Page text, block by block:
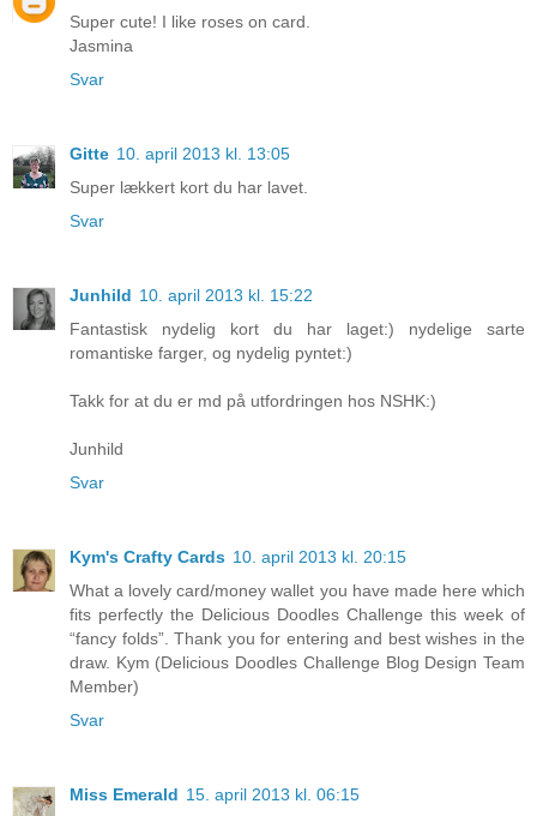
Super cute! I like roses on card.
Jasmina
Svar
Gitte 10. april 2013 kl. 13:05
Super lækkert kort du har lavet.
Svar
Junhild 10. april 2013 kl. 15:22
Fantastisk nydelig kort du har laget:) nydelige sarte
romantiske farger, og nydelig pyntet:)
Takk for at du er md på utfordringen hos NSHK:)
Junhild
Svar
Kym's Crafty Cards 10. april 2013 kl. 20:15
What a lovely card/money wallet you have made here which
fits perfectly the Delicious Doodles Challenge this week of
“fancy folds”. Thank you for entering and best wishes in the
draw. Kym (Delicious Doodles Challenge Blog Design Team
Member)
Svar
Miss Emerald 15. april 2013 kl. 06:15